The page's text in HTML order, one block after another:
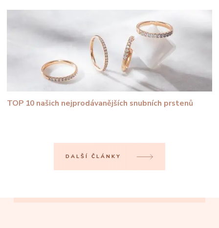
TOP 10 našich nejprodávanějších snubních prstenů
DALŠÍ ČLÁNKY